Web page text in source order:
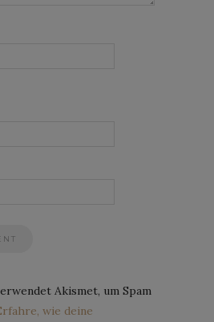
Akismet, um Spam
wie deine